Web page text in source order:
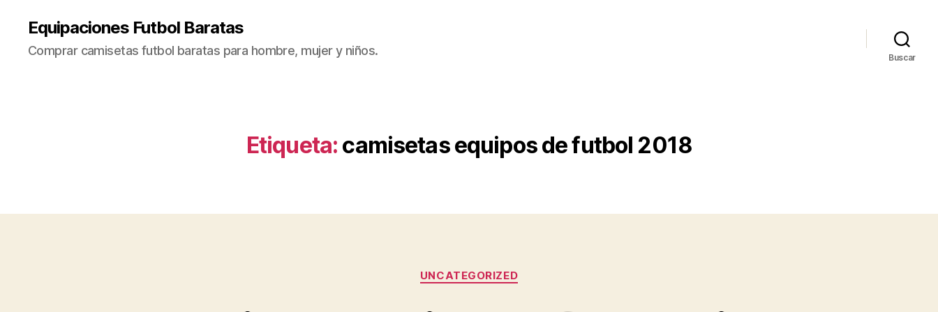
Equipaciones Futbol Baratas
Comprar camisetas futbol baratas para hombre, mujer y niños. Buscar
Etiqueta: camisetas equipos de futbol 2018
Categorías
UNCATEGORIZED